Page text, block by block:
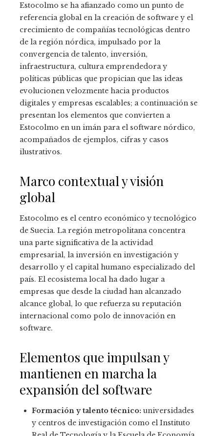
Estocolmo se ha afianzado como un punto de
referencia global en la creación de software y el
crecimiento de compañías tecnológicas dentro
de la región nórdica, impulsado por la
convergencia de talento, inversión,
infraestructura, cultura emprendedora y
políticas públicas que propician que las ideas
evolucionen velozmente hacia productos
digitales y empresas escalables; a continuación se
presentan los elementos que convierten a
Estocolmo en un imán para el software nórdico,
acompañados de ejemplos, cifras y casos
ilustrativos.
Marco contextual y visión
global
Estocolmo es el centro económico y tecnológico
de Suecia. La región metropolitana concentra
una parte significativa de la actividad
empresarial, la inversión en investigación y
desarrollo y el capital humano especializado del
país. El ecosistema local ha dado lugar a
empresas que desde la ciudad han alcanzado
alcance global, lo que refuerza su reputación
internacional como polo de innovación en
software.
Elementos que impulsan y
mantienen en marcha la
expansión del software
Formación y talento técnico: universidades
y centros de investigación como el Instituto